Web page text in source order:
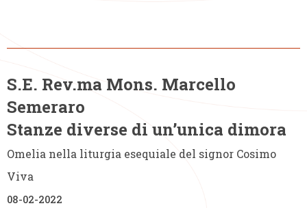
S.E. Rev.ma Mons. Marcello
Semeraro
Stanze diverse di un’unica dimora
Omelia nella liturgia esequiale del signor Cosimo
Viva
08-02-2022